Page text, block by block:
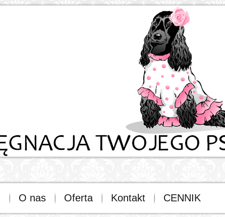
O nas Oferta Kontakt CENNIK